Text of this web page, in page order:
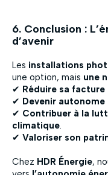
6. Conclusion :
d’avenir
Les installations
une option, mais une
✔ Réduire sa
✔ Devenir
✔ Contribuer à la
climatique.
✔ Valoriser son
Chez HDR Énergie,